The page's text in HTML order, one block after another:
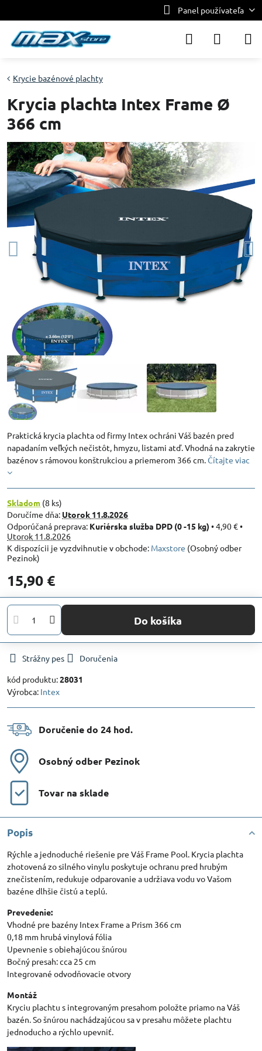
Panel používateľa
Krycie bazénové plachty
Krycia plachta Intex Frame Ø
366 cm
Praktická krycia plachta od firmy Intex ochráni Váš bazén pred
napadaním veľkých nečistôt, hmyzu, listami atď. Vhodná na zakrytie
bazénov s rámovou konštrukciou a priemerom 366 cm.Čítajte viac
Skladom (8 ks)
Doručíme dňa: Utorok 11.8.2026
Kuriérska služba DPD (0 -15 kg) •4,90 €•
Utorok 11.8.2026
Maxstore (Osobný odber
Pezinok)
15,90 €
Do košíka
Strážny pes
Doručenia
kód produktu:28031
Výrobca: Intex
Doručenie do 24 hod​.
Osobný odber Pezinok
Tovar na sklade
Popis
Rýchle a jednoduché riešenie pre Váš Frame Pool. Krycia plachta
zhotovená zo silného vinylu poskytuje ochranu pred hrubým
znečistením, redukuje odparovanie a udržiava vodu vo Vašom
bazéne dlhšie čistú a teplú.
Prevedenie:
Vhodné pre bazény Intex Frame a Prism 366 cm
0,18 mm hrubá vinylová fólia
Upevnenie s obiehajúcou šnúrou
Bočný presah: cca 25 cm
Integrované odvodňovacie otvory
Montáž
Kryciu plachtu s integrovaným presahom položte priamo na Váš
bazén. So šnúrou nachádzajúcou sa v presahu môžete plachtu
jednoducho a rýchlo upevniť.